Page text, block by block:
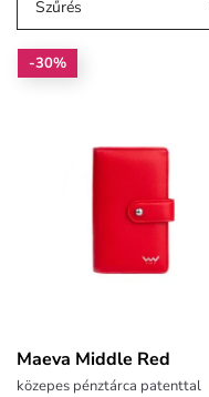
Szűrés
-30%
Maeva Middle Red
közepes pénztárca patenttal